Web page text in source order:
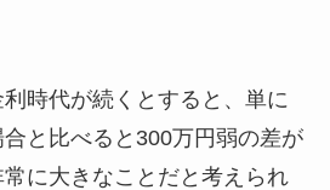
時代が続くとすると、単に
と比べると300万円弱の差が
に大きなことだと考えられ